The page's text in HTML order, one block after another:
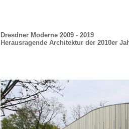
Dresdner Moderne 2009 - 2019
Herausragende Architektur der 2010er